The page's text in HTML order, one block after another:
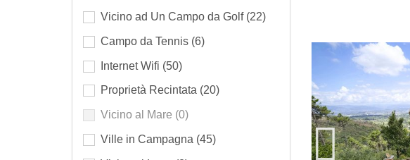
Vicino ad Un Campo da Golf (22)
Campo da Tennis (6)
Internet Wifi (50)
Proprietà Recintata (20)
Vicino al Mare (0)
Ville in Campagna (45)